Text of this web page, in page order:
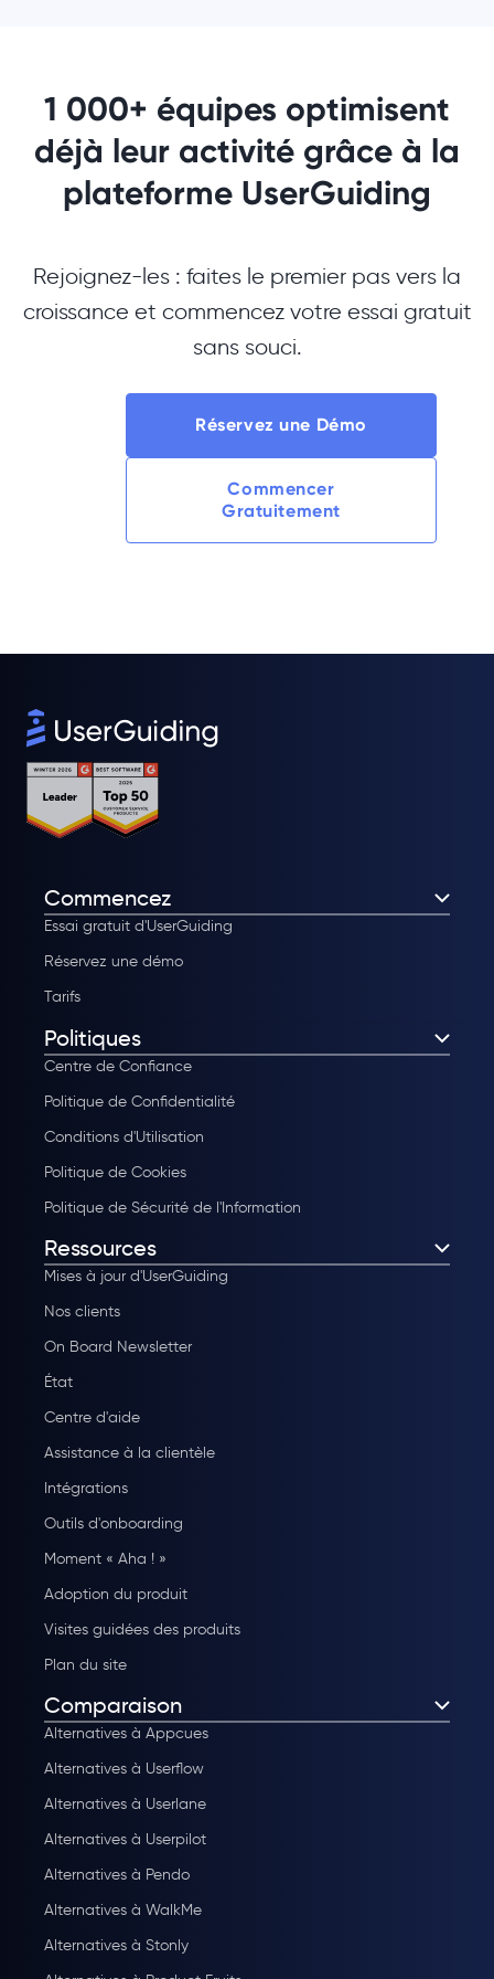
1 000+ équipes optimisent
déjà leur activité grâce à la
plateforme UserGuiding
Rejoignez-les : faites le premier pas vers la
croissance et commencez votre essai gratuit
sans souci.
Réservez une Démo
Commencer
Gratuitement
Commencez
Essai gratuit d'UserGuiding
Réservez une démo
Tarifs
Politiques
Centre de Confiance
Politique de Confidentialité
Conditions d'Utilisation
Politique de Cookies
Politique de Sécurité de l'Information
Ressources
Mises à jour d'UserGuiding
Nos clients
On Board Newsletter
État
Centre d'aide
Assistance à la clientèle
Intégrations
Outils d'onboarding
Moment « Aha ! »
Adoption du produit
Visites guidées des produits
Plan du site
Comparaison
Alternatives à Appcues
Alternatives à Userflow
Alternatives à Userlane
Alternatives à Userpilot
Alternatives à Pendo
Alternatives à WalkMe
Alternatives à Stonly